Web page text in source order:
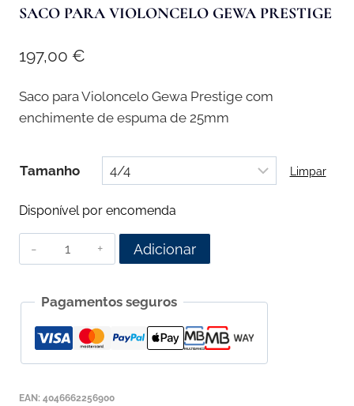
SACO PARA VIOLONCELO GEWA PRESTIGE
197,00 €
Saco para Violoncelo Gewa Prestige com
enchimente de espuma de 25mm
Tamanho Limpar
Disponível por encomenda
Quantidade
de
para
Violoncelo
Gewa
Adicionar
Pagamentos seguros
EAN: 4046662256900